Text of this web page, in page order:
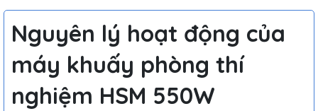
Nguyên lý hoạt động của
máy khuấy phòng thí
nghiệm HSM 550W